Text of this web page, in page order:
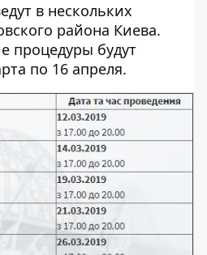
в нескольких
района Киева.
процедуры будут
по 16 апреля.